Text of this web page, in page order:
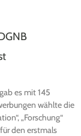
es mit 145
wählte die
„Forschung“
den erstmals